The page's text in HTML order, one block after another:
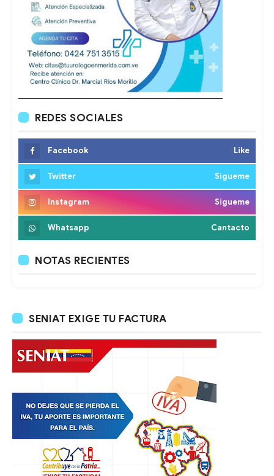
REDES SOCIALES
Facebook Like
Twitter Sigueme
Instagram Sigueme
Whatsapp Cantacto
NOTAS RECIENTES
SENIAT EXIGE TU FACTURA